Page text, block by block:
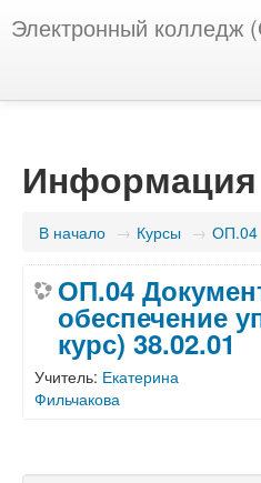
Электронный
Информация
В начало → Курсы → ОП.04
ОП.04
обеспечение
курс) 38.02.01
Учитель: Екатерина
Фильчакова